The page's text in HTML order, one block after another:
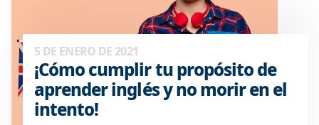
5 DE ENERO DE 2021
¡Cómo cumplir tu propósito de
aprender inglés y no morir en el
intento!